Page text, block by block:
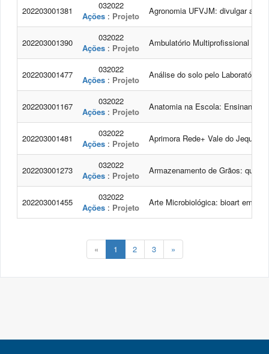
202203001381
032022
Ações : Projeto Agronomia UFVJM: divulgar
202203001390
032022
Ações : Projeto Ambulatório Multiprofissional de
202203001477
032022
Ações : Projeto Análise do solo pelo Laboratório
202203001167
032022
Ações : Projeto Anatomia na Escola: Ensinando
202203001481
032022
Ações : Projeto Aprimora Rede+ Vale do
202203001273
032022
Ações : Projeto Armazenamento de Grãos:
202203001455
032022
Ações : Projeto Arte Microbiológica: bioart em
« 1 2 3 »